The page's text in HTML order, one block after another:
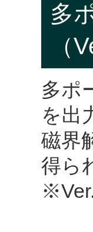
多
（
多ポ
を出
磁界
得ら